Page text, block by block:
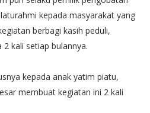
kepada masyarakat yang
berbagi kasih peduli,
kali setiap bulannya.
kepada anak yatim piatu,
membuat kegiatan ini 2 kali